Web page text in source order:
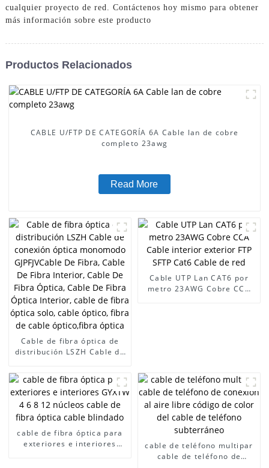
cualquier proyecto de red. Contáctenos hoy mismo para obtener
más información sobre este producto
Productos Relacionados
CABLE U/FTP DE CATEGORÍA 6A Cable lan de cobre
completo 23awg
Read More
Cable de fibra óptica de
distribución LSZH Cable de
Cable De Fibra Interior,
Cable De Fibra Óptica,
Cable De Fibra Óptica
Interior, cable de fibra
fibra de cable óptico,fibra
óptica
Cable UTP Lan CAT6 por
metro 23AWG Cobre CCA
cable de fibra óptica para
exteriores e interiores
cable de teléfono multipar
cable de teléfono de